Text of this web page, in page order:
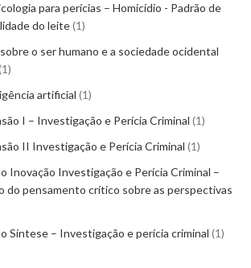
para perícias – Homicídio - Padrão de
do leite 1
o ser humano e a sociedade ocidental
1
artificial 1
I – Investigação e Perícia Criminal 1
II Investigação e Perícia Criminal 1
Inovação Investigação e Perícia Criminal –
do pensamento crítico sobre as perspectivas
Síntese – Investigação e perícia criminal 1